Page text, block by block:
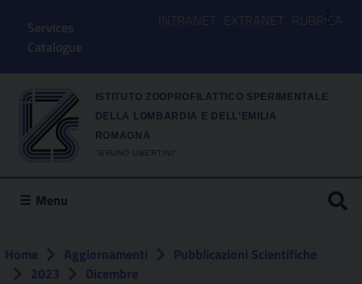
⋮
Services
Catalogue
INTRANET EXTRANET RUBRICA
ISTITUTO ZOOPROFILATTICO SPERIMENTALE
DELLA LOMBARDIA E DELL'EMILIA
ROMAGNA
"BRUNO UBERTINI"
Menu
Home Aggiornamenti
Pubblicazioni Scientifiche
2023
Dicembre